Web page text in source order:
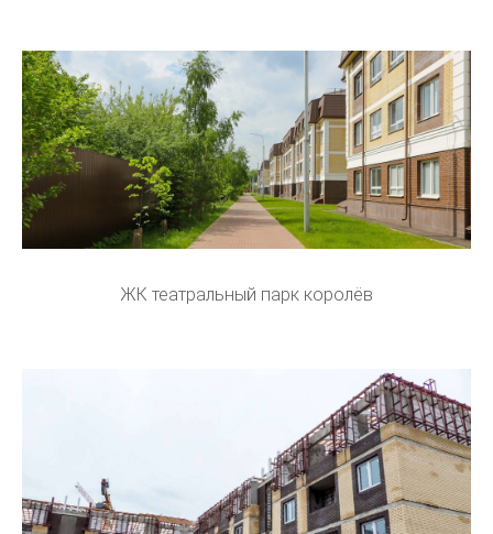
ЖК театральный парк королёв